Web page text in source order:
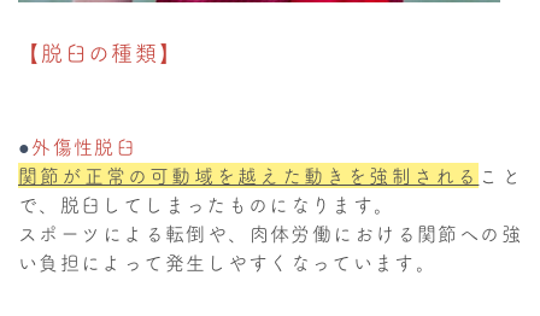
【脱臼の種類】
●外傷性脱臼
関節が正常の可動域を越えた動きを強制される こと
で、脱臼してしまったものになります。
スポーツによる転倒や、肉体労働における関節への強
い負担によって発生しやすくなっています。